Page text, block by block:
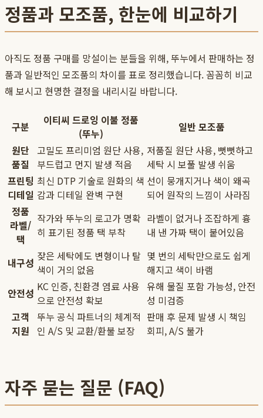
정품과 모조품, 한눈에 비교하기
아직도 정품 구매를 망설이는 분들을 위해, 뚜누에서 판매하는 정
품과 일반적인 모조품의 차이를 표로 정리했습니다. 꼼꼼히 비교
해 보시고 현명한 결정을 내리시길 바랍니다.
구분
이티씨 드로잉 이불 정품
(뚜누)
일반 모조품
원단
품질
고밀도 프리미엄 원단 사용,
부드럽고 먼지 발생 적음
저품질 원단 사용, 뻣뻣하고
세탁 시 보풀 발생 쉬움
프린팅
디테일
최신 DTP 기술로 원화의 색
감과 디테일 완벽 구현
선이 뭉개지거나 색이 왜곡
되어 원작의 느낌이 사라짐
정품
라벨/
택
작가와 뚜누의 로고가 명확
히 표기된 정품 택 부착
라벨이 없거나 조잡하게 흉
내 낸 가짜 택이 붙어있음
내구성 잦은 세탁에도 변형이나 탈
색이 거의 없음
몇 번의 세탁만으로도 쉽게
해지고 색이 바램
안전성 KC 인증, 친환경 염료 사용
으로 안전성 확보
유해 물질 포함 가능성, 안전
성 미검증
고객
지원
뚜누 공식 파트너의 체계적
인 A/S 및 교환/환불 보장
판매 후 문제 발생 시 책임
회피, A/S 불가
자주 묻는 질문 (FAQ)